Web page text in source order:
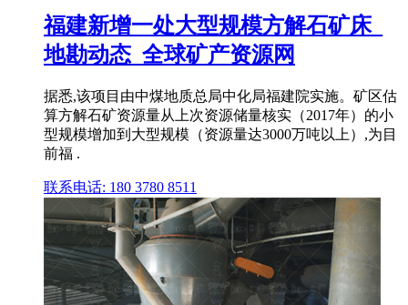
福建新增一处大型规模方解石矿床_
地勘动态_全球矿产资源网
据悉,该项目由中煤地质总局中化局福建院实施。矿区估
算方解石矿资源量从上次资源储量核实（2017年）的小
型规模增加到大型规模（资源量达3000万吨以上）,为目
前福 .
联系电话: 180 3780 8511